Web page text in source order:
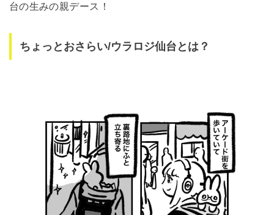
台の生みの親デース！
ちょっとおさらい/ウラロジ仙台とは？